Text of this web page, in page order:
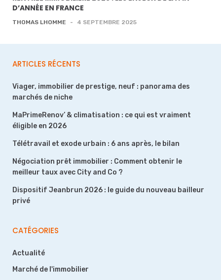
D’ANNÉE EN FRANCE
THOMAS LHOMME - 4 SEPTEMBRE 2025
ARTICLES RÉCENTS
Viager, immobilier de prestige, neuf : panorama des
marchés de niche
MaPrimeRenov’ & climatisation : ce qui est vraiment
éligible en 2026
Télétravail et exode urbain : 6 ans après, le bilan
Négociation prêt immobilier : Comment obtenir le
meilleur taux avec City and Co ?
Dispositif Jeanbrun 2026 : le guide du nouveau bailleur
privé
CATÉGORIES
Actualité
Marché de l'immobilier